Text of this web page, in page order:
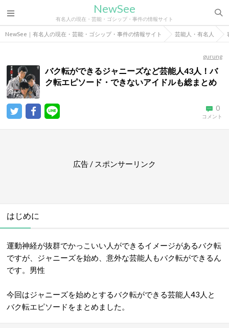
NewSee
有名人の現在・芸能・ゴシップ・事件の情報サイト
NewSee｜有名人の現在・芸能・ゴシップ・事件の情報サイト 芸能人・有名人
gurung
バク転ができるジャニーズなど芸能人43人！バ
ク転エピソード・できないアイドルも総まとめ
0
コメント
広告 / スポンサーリンク
はじめに
運動神経が抜群でかっこいい人ができるイメージがあるバク転
ですが、ジャニーズを始め、意外な芸能人もバク転ができるん
です。男性
今回はジャニーズを始めとするバク転ができる芸能人43人と
バク転エピソードをまとめました。